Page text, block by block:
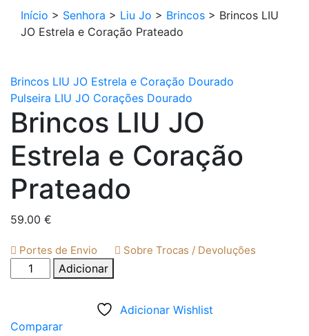
Início > Senhora > Liu Jo > Brincos > Brincos LIU
JO Estrela e Coração Prateado
Brincos LIU JO Estrela e Coração Dourado
Pulseira LIU JO Corações Dourado
Brincos LIU JO
Estrela e Coração
Prateado
59.00 €
Portes de Envio Sobre Trocas / Devoluções
Quantidade
de
JO
Adicionar
Adicionar Wishlist
Comparar